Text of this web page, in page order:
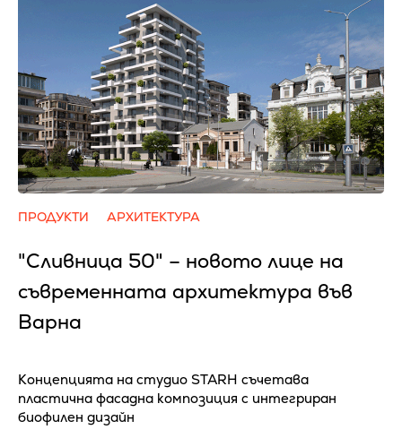
ПРОДУКТИ АРХИТЕКТУРА
"Сливница 50" – новото лице на
съвременната архитектура във
Варна
Концепцията на студио STARH съчетава
пластична фасадна композиция с интегриран
биофилен дизайн